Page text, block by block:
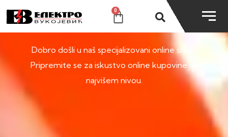
0
SHOP
Dobro došli u naš specijalizovani online shop.
Pripremite se za iskustvo online kupovine na
najvišem nivou.